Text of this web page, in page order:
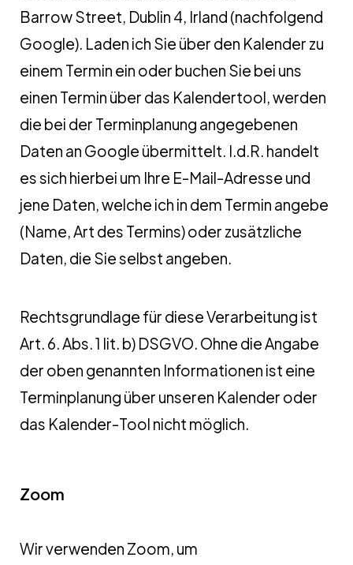
Barrow Street, Dublin 4, Irland (nachfolgend
Google). Laden ich Sie über den Kalender zu
einem Termin ein oder buchen Sie bei uns
einen Termin über das Kalendertool, werden
die bei der Terminplanung angegebenen
Daten an Google übermittelt. I.d.R. handelt
es sich hierbei um Ihre E-Mail-Adresse und
jene Daten, welche ich in dem Termin angebe
(Name, Art des Termins) oder zusätzliche
Daten, die Sie selbst angeben.
Rechtsgrundlage für diese Verarbeitung ist
Art. 6. Abs. 1 lit. b) DSGVO. Ohne die Angabe
der oben genannten Informationen ist eine
Terminplanung über unseren Kalender oder
das Kalender-Tool nicht möglich.
Zoom
Wir verwenden Zoom, um